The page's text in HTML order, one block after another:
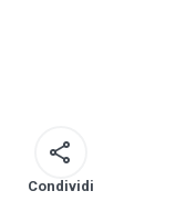
Condividi